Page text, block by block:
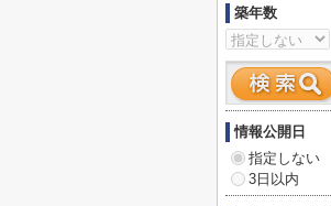
築年数
情報公開日
指定しない
3日以内